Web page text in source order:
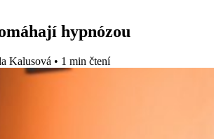
hypnózou
Kalusová • 1 min čtení